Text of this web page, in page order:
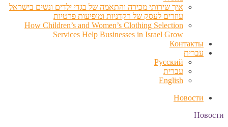
איך שירותי מכירה והתאמה של בגדי ילדים ונשים בישראל
עוזרים לעסק של רקדניות ומופיעות פרטיות
How Children’s and Women’s Clothing Selection
Services Help Businesses in Israel Grow
Контакты
עברית
Русский
עברית
English
Новости
Новости